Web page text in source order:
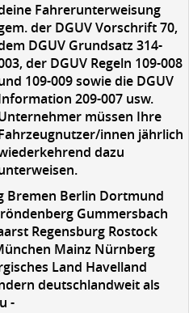
Fahrerunterweisung
der DGUV Vorschrift 70,
DGUV Grundsatz 314-
der DGUV Regeln 109-008
109-009 sowie die DGUV
209-007 usw.
müssen Ihre
innen jährlich
dazu
Bremen Berlin Dortmund
Gummersbach
Regensburg Rostock
Mainz Nürnberg
Land Havelland
deutschlandweit als
-